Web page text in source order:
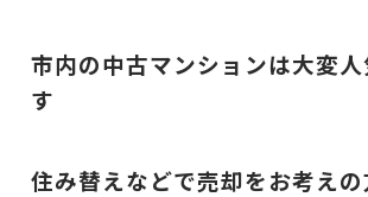
市内の中古マンションは大変人
す
住み替えなどで売却をお考えの